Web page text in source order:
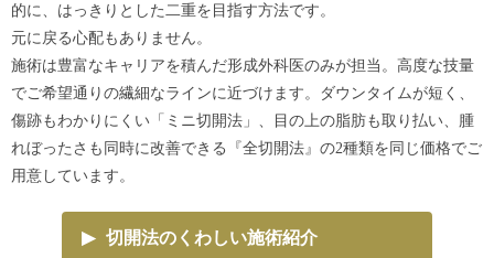
的に、はっきりとした二重を目指す方法です。
元に戻る心配もありません。
施術は豊富なキャリアを積んだ形成外科医のみが担当。高度な技量
でご希望通りの繊細なラインに近づけます。ダウンタイムが短く、
傷跡もわかりにくい「ミニ切開法」、目の上の脂肪も取り払い、腫
れぼったさも同時に改善できる『全切開法』の2種類を同じ価格でご
用意しています。
▶ 切開法のくわしい施術紹介